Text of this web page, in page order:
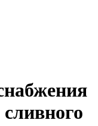
сливного